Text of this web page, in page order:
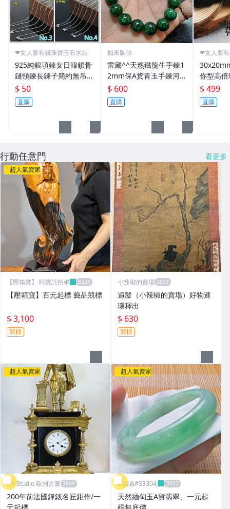
❤女人要有錢珠寶玉石水晶
925純銀項鍊女日韓鎖骨
鏈頸鍊長鍊子簡約無吊墜
男士銀項鍊配鏈百搭45c
m
$ 50
直購
如來臥佛
雷藏^^天然鐵龍生手鍊1
2mm保A貨青玉手鍊河
南玉手鍊乾青手鍊/品質
保證卡/可開光
$ 600
直購
❤女人要
你型高
個LED
玉石瓷
鏡片
$ 499
直購
行動任意門 看更多
超人氣賣家
【壓箱寶】 阿寶託拍網
【壓箱寶】百元起標 藝品競標
$ 3,100
競標
小辣椒的賣場
追蹤（小辣椒的賣場）好物連
環釋出
$ 630
競標
超人氣賣家
ZH Studio 歐洲古董
200年前法國鐘錶名匠鉅作/一
超人氣賣家
昕品&#33304;
天然緬甸玉A貨翡翠、一元起